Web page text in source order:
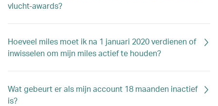
vlucht-awards?
Hoeveel miles moet ik na 1 januari 2020 verdienen of
inwisselen om mijn miles actief te houden?
Wat gebeurt er als mijn account 18 maanden inactief
is?